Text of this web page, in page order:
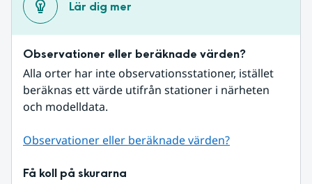
Lär dig mer
Observationer eller beräknade värden?
Alla orter har inte observationsstationer, istället
beräknas ett värde utifrån stationer i närheten
och modelldata.
Observationer eller beräknade värden?
Få koll på skurarna